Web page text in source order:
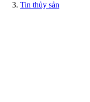
Tin thủy sản